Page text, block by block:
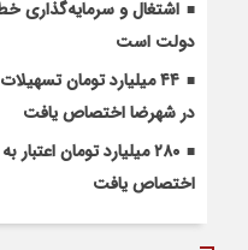
اشتغال و سرمایه‌گذاری
دولت است
۴۴ میلیارد تومان
در شهرضا اختصاص یافت
۲۸۰ میلیارد تومان
اختصاص یافت